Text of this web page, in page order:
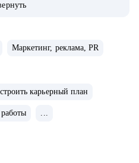
Сбер, Открытие, десятки
и управлении.
Russia.
и разработать стратегию
Маркетинг, реклама, PR
карьерный план
...